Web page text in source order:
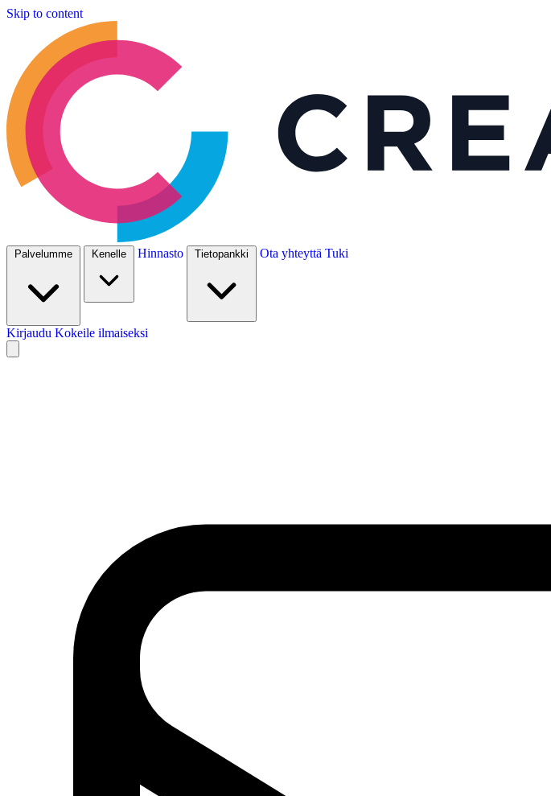
Skip to content
Palvelumme Kenelle Hinnasto Tietopankki Ota yhteyttä Tuki
Kirjaudu Kokeile ilmaiseksi